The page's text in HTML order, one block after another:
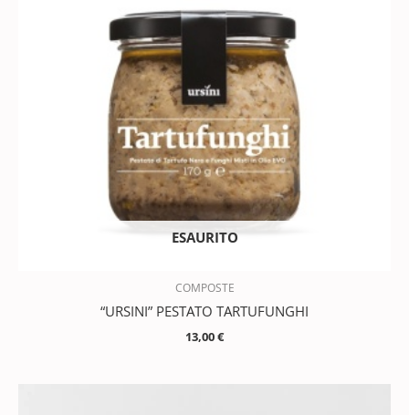
ESAURITO
COMPOSTE
“URSINI” PESTATO TARTUFUNGHI
13,00€